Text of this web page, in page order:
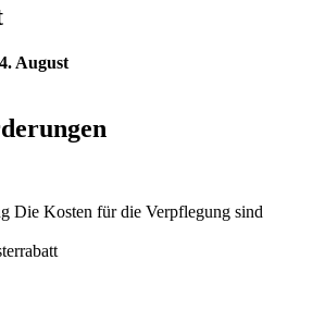
August
Die Kosten für die Verpflegung sind